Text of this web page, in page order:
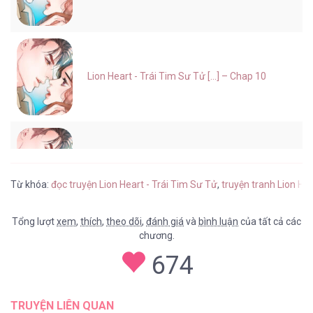
Lion Heart - Trái Tim Sư Tử [...] – Chap 10
Lion Heart - Trái Tim Sư Tử [...] – Chap 8
Từ khóa: đọc truyện Lion Heart - Trái Tim Sư Tử, truyện tranh Lion
Tổng lượtxem, thích, theo dõi, đánh giá và bình luận của tất cả các
chương.
674
TRUYỆN LIÊN QUAN